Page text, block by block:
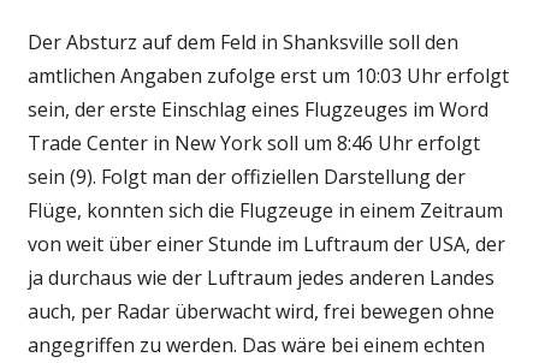
Der Absturz auf dem Feld in Shanksville soll den
amtlichen Angaben zufolge erst um 10:03 Uhr erfolgt
sein, der erste Einschlag eines Flugzeuges im Word
Trade Center in New York soll um 8:46 Uhr erfolgt
sein (9). Folgt man der offiziellen Darstellung der
Flüge, konnten sich die Flugzeuge in einem Zeitraum
von weit über einer Stunde im Luftraum der USA, der
ja durchaus wie der Luftraum jedes anderen Landes
auch, per Radar überwacht wird, frei bewegen ohne
angegriffen zu werden. Das wäre bei einem echten